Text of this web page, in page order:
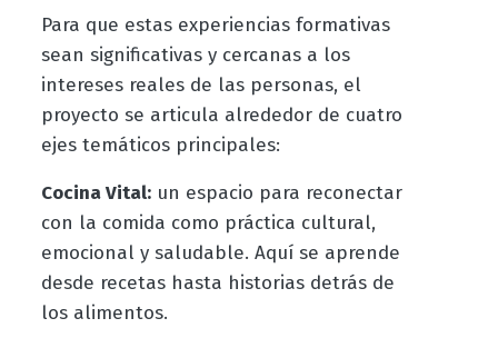
Para que estas experiencias formativas
sean significativas y cercanas a los
intereses reales de las personas, el
proyecto se articula alrededor de cuatro
ejes temáticos principales:
Cocina Vital:un espacio para reconectar
con la comida como práctica cultural,
emocional y saludable. Aquí se aprende
desde recetas hasta historias detrás de
los alimentos.